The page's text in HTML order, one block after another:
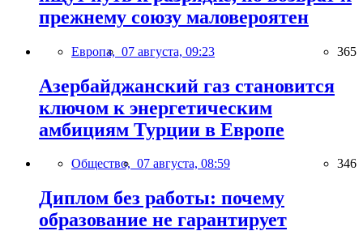
прежнему союзу маловероятен
Европа, 07 августа, 09:23 365
Азербайджанский газ становится
ключом к энергетическим
амбициям Турции в Европе
Общество, 07 августа, 08:59 346
Диплом без работы: почему
образование не гарантирует